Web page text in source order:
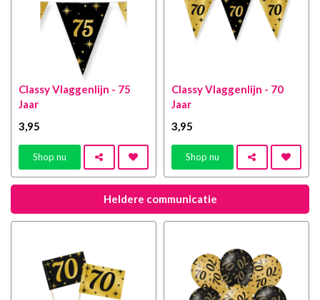
Classy Vlaggenlijn - 75
Jaar
3 ,95
Shop nu
Classy Vlaggenlijn - 70
Jaar
3 ,95
Shop nu
Heldere communicatie